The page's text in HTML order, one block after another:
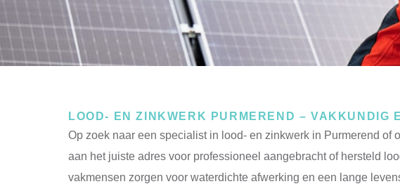
LOOD- EN ZINKWERK PURMEREND – VAKKUNDIG
Op zoek naar een specialist in lood- en zinkwerk in Purmerend of
aan het juiste adres voor professioneel aangebracht of hersteld
vakmensen zorgen voor waterdichte afwerking en een lange